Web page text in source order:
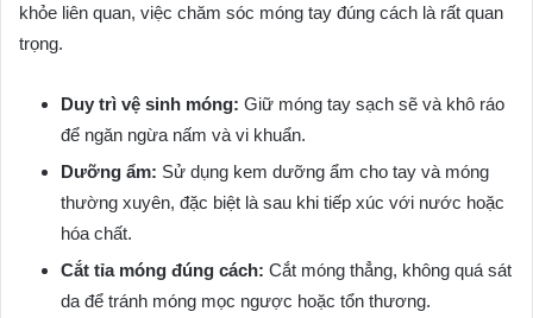
khỏe liên quan, việc chăm sóc móng tay đúng cách là rất quan
trọng.
Duy trì vệ sinh móng: Giữ móng tay sạch sẽ và khô ráo
để ngăn ngừa nấm và vi khuẩn.
Dưỡng ẩm: Sử dụng kem dưỡng ẩm cho tay và móng
thường xuyên, đặc biệt là sau khi tiếp xúc với nước hoặc
hóa chất.
Cắt tỉa móng đúng cách: Cắt móng thẳng, không quá sát
da để tránh móng mọc ngược hoặc tổn thương.